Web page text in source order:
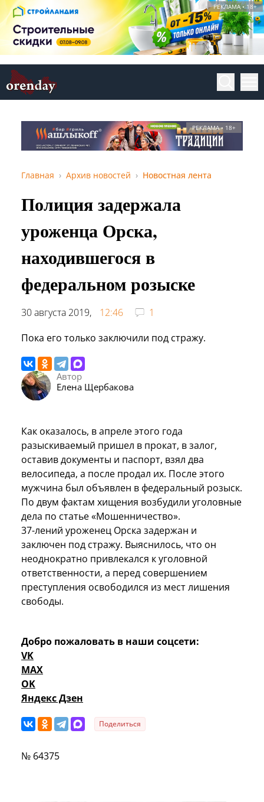
РЕКЛАМА • 18+
РЕКЛАМА • 18+
Главная Архив новостей Новостная лента
Полиция задержала
уроженца Орска,
находившегося в
федеральном розыске
30 августа 2019, 12:46
1
Пока его только заключили под стражу.
Автор
Елена Щербакова
Как оказалось, в апреле этого года
разыскиваемый пришел в прокат, в залог,
оставив документы и паспорт, взял два
велосипеда, а после продал их. После этого
мужчина был объявлен в федеральный розыск.
По двум фактам хищения возбудили уголовные
дела по статье «Мошенничество».
37-лений уроженец Орска задержан и
заключен под стражу. Выяснилось, что он
неоднократно привлекался к уголовной
ответственности, а перед совершением
преступления освободился из мест лишения
свободы.
Добро пожаловать в наши соцсети:
VK
MAX
OK
Яндекс Дзен
Поделиться
№ 64375